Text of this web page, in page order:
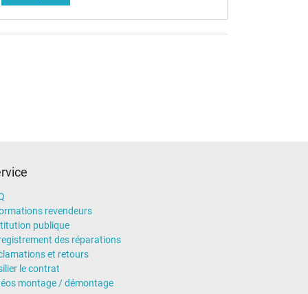
revendeurs
publique
des réparations
et retours
le contrat
montage / démontage